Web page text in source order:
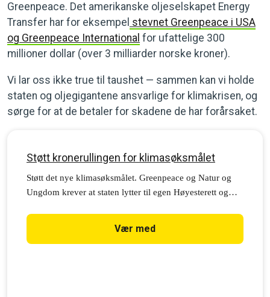
Greenpeace. Det amerikanske oljeselskapet Energy
Transfer har for eksempel stevnet Greenpeace i USA
og Greenpeace International for ufattelige 300
millioner dollar (over 3 milliarder norske kroner).
Vi lar oss ikke true til taushet — sammen kan vi holde
staten og oljegigantene ansvarlige for klimakrisen, og
sørge for at de betaler for skadene de har forårsaket.
Støtt kronerullingen for klimasøksmålet
Støtt det nye klimasøksmålet. Greenpeace og Natur og
Ungdom krever at staten lytter til egen Høyesterett og
Vær med